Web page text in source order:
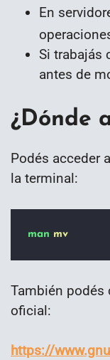
En
Si trabajás
antes de
¿Dónde
Podés acceder
la terminal:
man mv
También podés
oficial:
https://